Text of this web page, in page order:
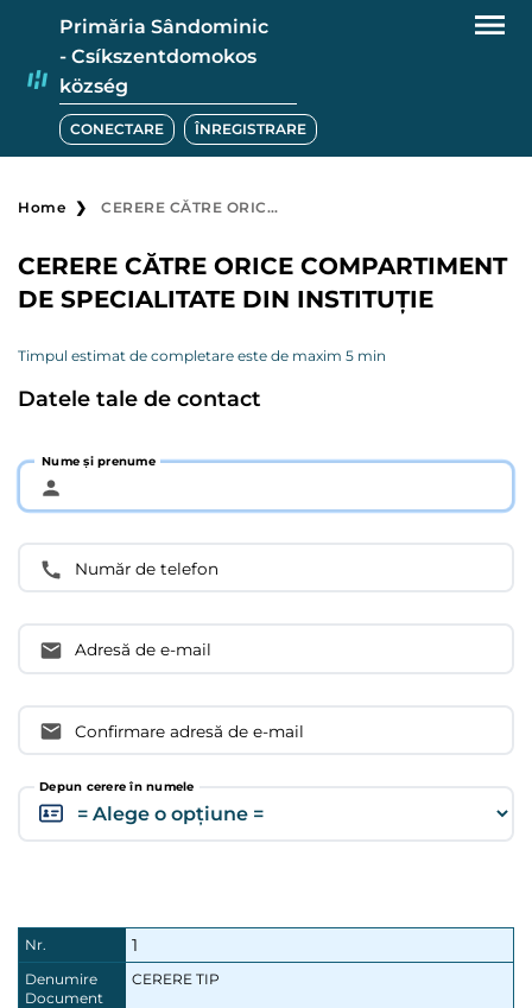
Primăria Sândominic
- Csíkszentdomokos
község
CONECTARE ÎNREGISTRARE
Home CERERE CĂTRE ORICE COMPARTIMENT DE SPECIALITATE DIN INSTITUȚIE
CERERE CĂTRE ORICE COMPARTIMENT
DE SPECIALITATE DIN INSTITUȚIE
Timpul estimat de completare este de maxim 5 min
Datele tale de contact
Nume și prenume
Număr de telefon
Adresă de e-mail
Confirmare adresă de e-mail
Depun cerere în numele
Nr. 1
Denumire
Document
CERERE TIP